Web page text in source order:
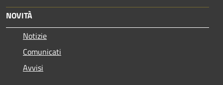
NOVITÀ
Notizie
Comunicati
Avvisi